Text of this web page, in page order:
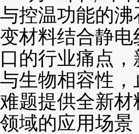
与控温功能的
变材料结合静
口的行业痛点
与生物相容性
难题提供全新
领域的应用场